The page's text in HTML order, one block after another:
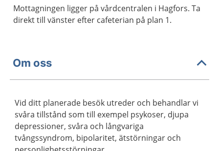
Mottagningen ligger på vårdcentralen i Hagfors. Ta
direkt till vänster efter cafeterian på plan 1.
Om oss
Vid ditt planerade besök utreder och behandlar vi
svåra tillstånd som till exempel psykoser, djupa
depressioner, svåra och långvariga
tvångssyndrom, bipolaritet, ätstörningar och